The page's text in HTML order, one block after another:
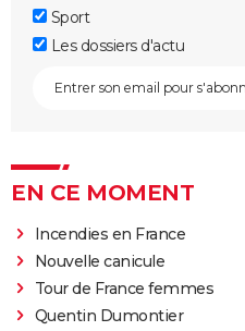
Sport
Les dossiers d'actu
EN CE MOMENT
Incendies en France
Nouvelle canicule
Tour de France femmes
Quentin Dumontier